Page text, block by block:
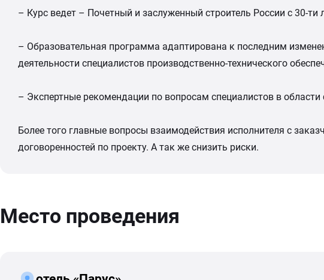
– Курс ведет – Почетный и заслуженный строитель России с 30-
– Образовательная программа адаптирована к последним
деятельности специалистов производственно-технического
– Экспертные рекомендации по вопросам специалистов в области
Более того главные вопросы взаимодействия исполнителя с
договоренностей по проекту. А так же снизить риски.
Место проведения